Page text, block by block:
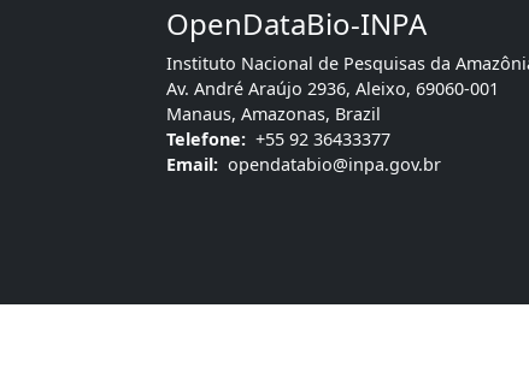
OpenDataBio-INPA
Instituto Nacional de Pesquisas da
Av. André Araújo 2936, Aleixo, 69060-001
Manaus, Amazonas, Brazil
Telefone: +55 92 36433377
Email: opendatabio@inpa.gov.br